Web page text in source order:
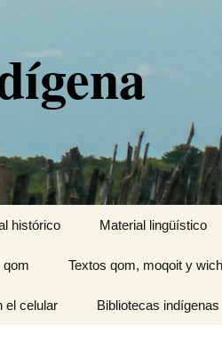
histórico Material lingüístico
qom Textos qom, moqoit y
el celular Bibliotecas indígenas